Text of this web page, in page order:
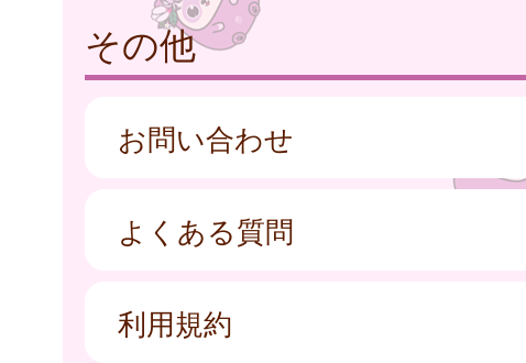
その他
お問い合わせ
よくある質問
利用規約